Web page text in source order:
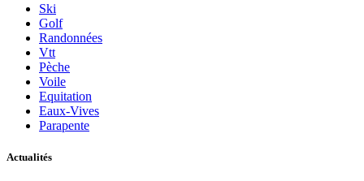
Ski
Golf
Randonnées
Vtt
Pèche
Voile
Equitation
Eaux-Vives
Parapente
Actualités